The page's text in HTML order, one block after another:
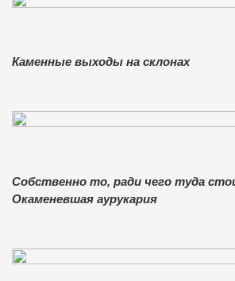
Каменные выходы на склонах
Собственно то, ради чего туда
Окаменевшая аурукария